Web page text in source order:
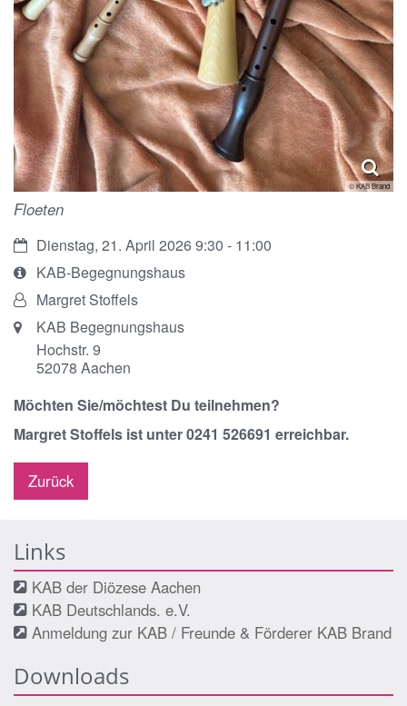
© KAB Brand
Floeten
Datum:Dienstag, 21. April 2026 9:30 - 11:00
Art
bzw.
Nummer:
KAB-Begegnungshaus
Von:Margret Stoffels
Ort: KAB Begegnungshaus
Hochstr. 9
52078 Aachen
Möchten Sie/möchtest Du teilnehmen?
Margret Stoffels ist unter 0241 526691 erreichbar.
Zurück
Links
KAB der Diözese Aachen
KAB Deutschlands. e.V.
Anmeldung zur KAB / Freunde & Förderer KAB Brand
Downloads